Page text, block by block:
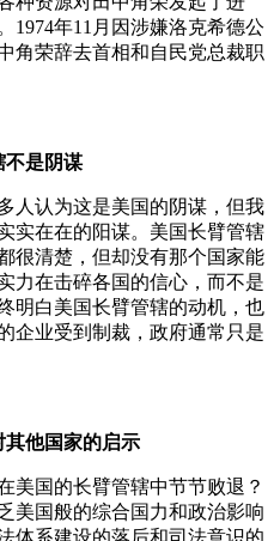
1974年11月因涉嫌洛克希德公
角荣辞去首相和自民党总裁职
不是阴谋
人认为这是美国的阴谋，但我
实在在的阳谋。美国长臂管辖
很清楚，但却没有那个国家能
力在击碎各国的信心，而不是
明白美国长臂管辖的动机，也
企业受到制裁，政府通常只是
其他国家的启示
美国的长臂管辖中节节败退？
美国般的综合国力和政治影响
体系建设的落后和司法意识的